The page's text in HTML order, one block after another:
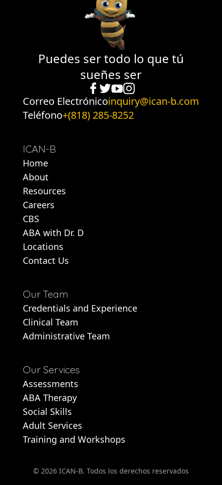
Puedes ser todo lo que tú
sueñes ser
Correo Electrónicoinquiry@ican-b.com
Teléfono+(818) 285-8252
ICAN-B
Home
About
Resources
Careers
CBS
ABA with Dr. D
Locations
Contact Us
Our Team
Credentials and Experience
Clinical Team
Administrative Team
Our Services
Assessments
ABA Therapy
Social Skills
Adult Services
Training and Workshops
© 2026 ICAN-B. Todos los derechos reservados